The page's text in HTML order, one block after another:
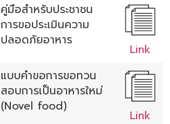
คู่มือสำหรับประชาชน
การขอประเมินความ
ปลอดภัยอาหาร
Link
แบบคำขอการขอทวน
สอบการเป็นอาหารใหม่
(Novel food)
Link